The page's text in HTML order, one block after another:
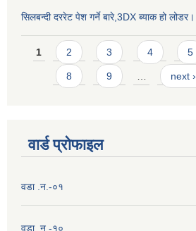
सिलबन्दी दररेट पेश गर्ने बारे,3DX ब्याक हो लोडर।
Pages
1 2 3 4 5
8 9 next ›
वार्ड प्राेफाइल
वडा .न.-०१
वडा .न.-१०